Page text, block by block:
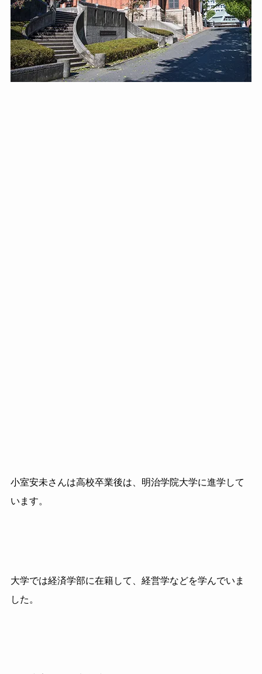
小室安未さんは高校卒業後は、明治学院大学に進学して
います。
大学では経済学部に在籍して、経営学などを学んでいま
した。